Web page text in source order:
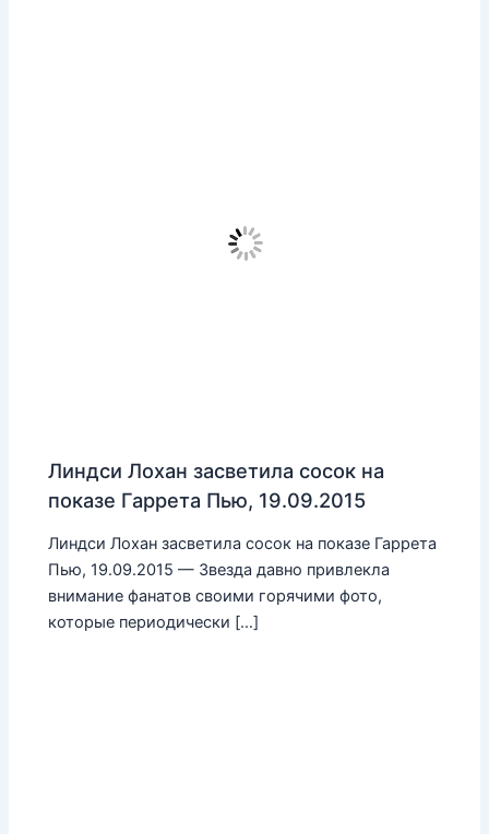
Линдси Лохан засветила сосок на
показе Гаррета Пью, 19.09.2015
Линдси Лохан засветила сосок на показе Гаррета
Пью, 19.09.2015 — Звезда давно привлекла
внимание фанатов своими горячими фото,
которые периодически […]